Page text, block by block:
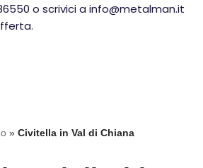
o scrivici a info@metalman.it
» Civitella in Val di Chiana